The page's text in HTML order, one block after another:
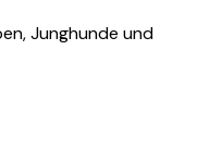
Junghunde und